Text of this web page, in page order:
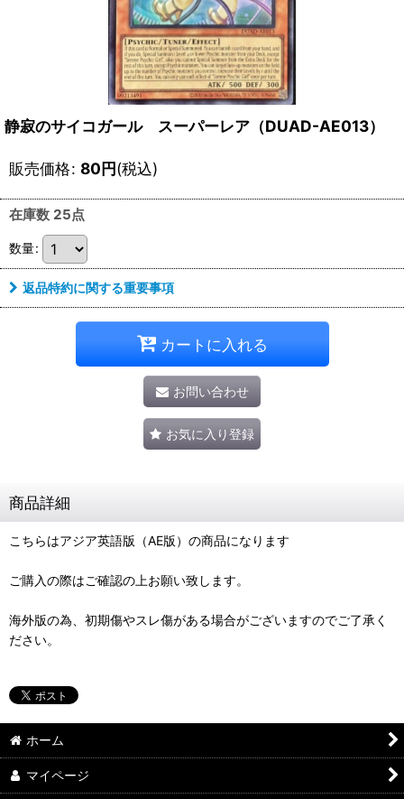
静寂のサイコガール スーパーレア（DUAD-AE013）
販売価格: 80円(税込)
在庫数 25点
数量:
返品特約に関する重要事項
カートに入れる
お問い合わせ
お気に入り登録
商品詳細
こちらはアジア英語版（AE版）の商品になります
ご購入の際はご確認の上お願い致します。
海外版の為、初期傷やスレ傷がある場合がございますのでご了承く
ださい。
ホーム
マイページ